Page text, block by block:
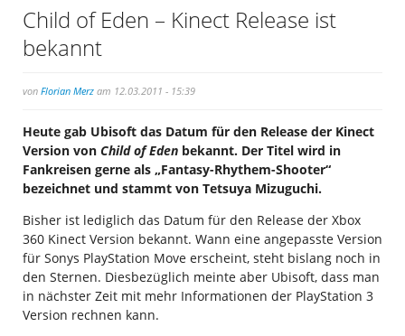
Child of Eden – Kinect Release ist
bekannt
von Florian Merz am 12.03.2011 - 15:39
Heute gab Ubisoft das Datum für den Release der Kinect
Version von Child of Eden bekannt. Der Titel wird in
Fankreisen gerne als „Fantasy-Rhythem-Shooter“
bezeichnet und stammt von Tetsuya Mizuguchi.
Bisher ist lediglich das Datum für den Release der Xbox
360 Kinect Version bekannt. Wann eine angepasste Version
für Sonys PlayStation Move erscheint, steht bislang noch in
den Sternen. Diesbezüglich meinte aber Ubisoft, dass man
in nächster Zeit mit mehr Informationen der PlayStation 3
Version rechnen kann.